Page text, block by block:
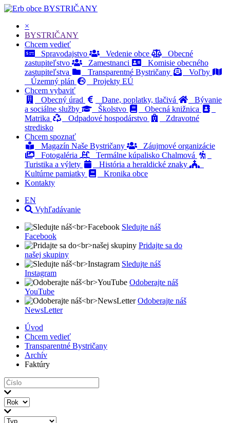
BYSTRIČANY
×
BYSTRIČANY
Chcem vedieť
Spravodajstvo
Vedenie obce
Obecné
zastupiteľstvo
Zamestnanci
Komisie obecného
zastupiteľstva
Transparentné Bystričany
Voľby
Územný plán
Projekty EÚ
Chcem vybaviť
Obecný úrad
Dane, poplatky, tlačivá
Bývanie
a sociálne služby
Školstvo
Obecná knižnica
Matrika
Odpadové hospodárstvo
Zdravotné
stredisko
Chcem spoznať
Magazín Naše Bystričany
Záujmové organizácie
Fotogaléria
Termálne kúpalisko Chalmová
Turistika a výlety
História a heraldické znaky
Kultúrne pamiatky
Kronika obce
Kontakty
EN
Vyhľadávanie
Sledujte náš
Facebook
Pridajte sa do
našej skupiny
Sledujte náš
Instagram
Odoberajte náš
YouTube
Odoberajte náš
NewsLetter
Úvod
Chcem vedieť
Transparentné Bystričany
Archív
Faktúry